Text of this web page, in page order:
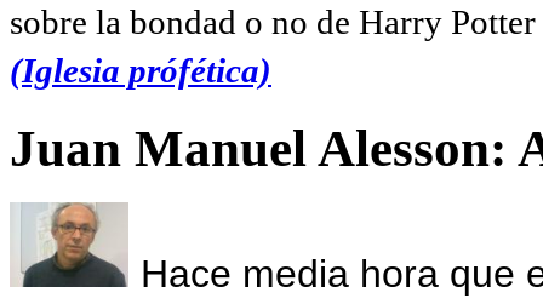
sobre la bondad o no de Harry
(Iglesia prófética)
Juan Manuel Alesson:
Hace media hora que